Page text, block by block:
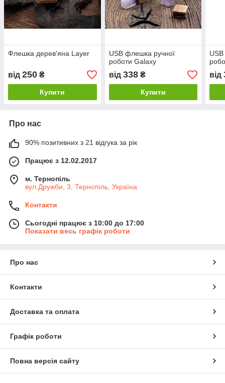
Флешка дерев'яна Layer
від 250 ₴
Купити
USB флешка ручної
роботи Galaxy
від 338₴
Купити
від
Про нас
90% позитивних з 21 відгука за рік
Працює з 12.02.2017
м. Тернопіль
вул.Дружби, 3, Тернопіль, Україна
Контакти
Сьогодні працює з 10:00 до 17:00
Показати весь графік роботи
Про нас
Контакти
Доставка та оплата
Графік роботи
Повна версія сайту